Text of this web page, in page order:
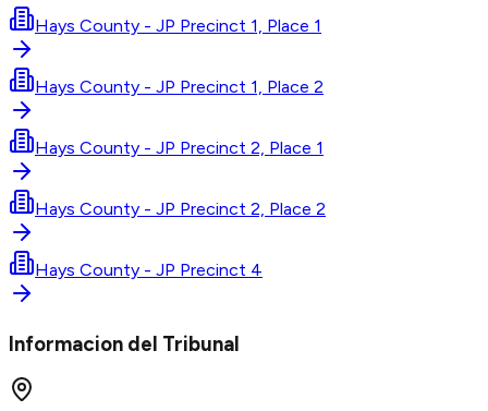
Hays County - JP Precinct 1, Place 1
Hays County - JP Precinct 1, Place 2
Hays County - JP Precinct 2, Place 1
Hays County - JP Precinct 2, Place 2
Hays County - JP Precinct 4
Informacion del Tribunal